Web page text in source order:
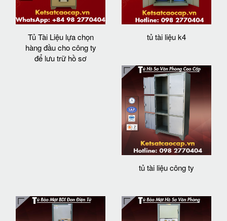
Tủ Tài Liệu lựa chọn
hàng đầu cho công ty
để lưu trữ hồ sơ
tủ tài liệu k4
tủ tài liệu công ty